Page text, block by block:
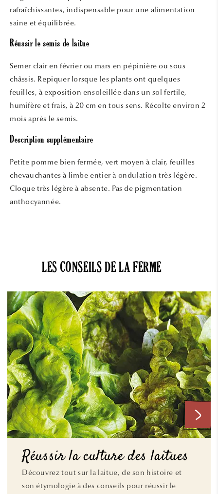
rafraîchissantes, indispensable pour une alimentation
saine et équilibrée.
Réussir le semis de laitue
Semer clair en février ou mars en pépinière ou sous
châssis. Repiquer lorsque les plants ont quelques
feuilles, à exposition ensoleillée dans un sol fertile,
humifère et frais, à 20 cm en tous sens. Récolte environ 2
mois après le semis.
Description supplémentaire
Petite pomme bien fermée, vert moyen à clair, feuilles
chevauchantes à limbe entier à ondulation très légère.
Cloque très légère à absente. Pas de pigmentation
anthocyannée.
LES CONSEILS DE LA FERME
Réussir la culture des laitues
Découvrez tout sur la laitue, de son histoire et
son étymologie à des conseils pour réussir le